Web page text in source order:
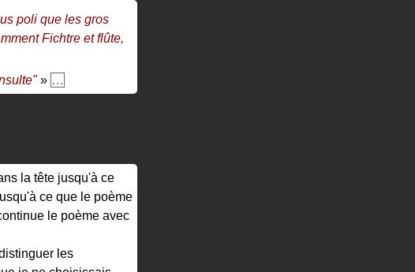
poli que les gros
Fichtre et flûte,
» …
la tête jusqu'à ce
ce que le poème
le poème avec
les